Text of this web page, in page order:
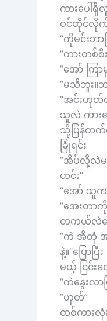
ကားပေါ်
ဝင်ထိုင်လို
”ကိုမင်းဘ
”ကားတစ်
”အော် ကြာ
”မသိဘူး။
”အင်းဟုတ်
သူလဲ ကားအ
သို့ပြန်တက်
ခြုံရင်း
”အိပ်လို့လဲမ
ဟင်း”
”အော် သူ
”အေးတာ
တကယ်လဲအေ
”ကဲ အိတုံ အ
နဲ့။”ပြ
မယ့် ငြင်း
”ကဲနွေးလာ
”ဟုတ်”
တစ်ကားလုံ